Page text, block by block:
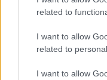
related to
I want to allow
related to
I want to allow
Odissea e Spider-
Alessandro Tassinari · 5